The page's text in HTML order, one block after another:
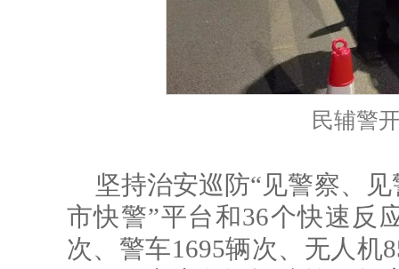
民辅警
坚持治安巡防“见警察、
市快警”平台和36个快速反
次、警车1695辆次、无人机